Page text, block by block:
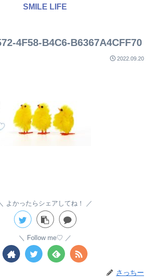
SMILE LIFE
4F58-B4C6-B6367A4CFF70
2022.09.20
よかったらシェアしてね！
Follow me♡
さっちー